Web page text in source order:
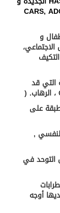
CARS,
و
التي قد
، الرهاب. (
على
,
في
أوجه